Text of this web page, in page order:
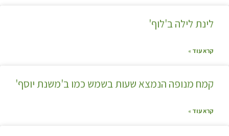
לינת לילה ב'לוף'
קרא עוד »
קמח מנופה הנמצא שעות בשמש כמו ב'משנת יוסף'
קרא עוד »